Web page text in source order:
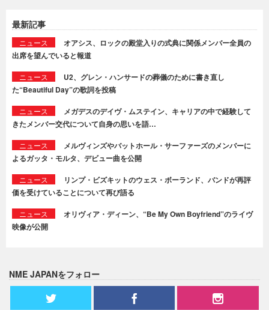
最新記事
ニュース
オアシス、ロックの殿堂入りの式典に関係メンバー全員の
出席を望んでいると報道
ニュース
U2、グレン・ハンサードの葬儀のために書き直し
た“Beautiful Day”の歌詞を投稿
ニュース
メガデスのデイヴ・ムステイン、キャリアの中で経験して
きたメンバー交代について自身の思いを語…
ニュース
メルヴィンズやバットホール・サーファーズのメンバーに
よるガッタ・モルタ、デビュー曲を公開
ニュース
リンプ・ビズキットのウェス・ボーランド、バンドが再評
価を受けていることについて再び語る
ニュース
オリヴィア・ディーン、“Be My Own Boyfriend”のライヴ
映像が公開
NME JAPANをフォロー